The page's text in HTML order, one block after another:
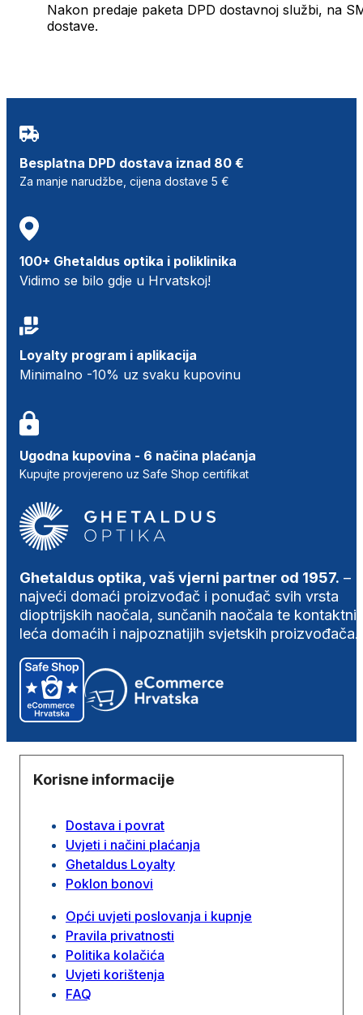
Nakon predaje paketa DPD dostavnoj službi, na
dostave.
Besplatna DPD dostava iznad 80 €
Za manje narudžbe, cijena dostave 5 €
100+ Ghetaldus optika i poliklinika
Vidimo se bilo gdje u Hrvatskoj!
Loyalty program i aplikacija
Minimalno -10% uz svaku kupovinu
Ugodna kupovina - 6 načina plaćanja
Kupujte provjereno uz Safe Shop certifikat
Ghetaldus optika, vaš vjerni partner od 1957. –
najveći domaći proizvođač i ponuđač svih vrsta
dioptrijskih naočala, sunčanih naočala te
leća domaćih i najpoznatijih svjetskih proizvođača.
Korisne informacije
Dostava i povrat
Uvjeti i načini plaćanja
Ghetaldus Loyalty
Poklon bonovi
Opći uvjeti poslovanja i kupnje
Pravila privatnosti
Politika kolačića
Uvjeti korištenja
FAQ